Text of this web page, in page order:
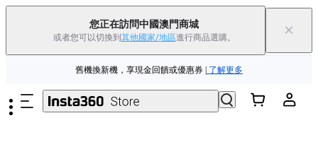
您正在訪問中國澳門商城
或者您可以切換到 其他國家/地區進行商品選購。 ×
Insta360 Luna Ultra |現已上市| 免運費
舊機換新機，享現金回饋或優惠券 了解更多
夏季優惠 | 精選商品低至 立即選購